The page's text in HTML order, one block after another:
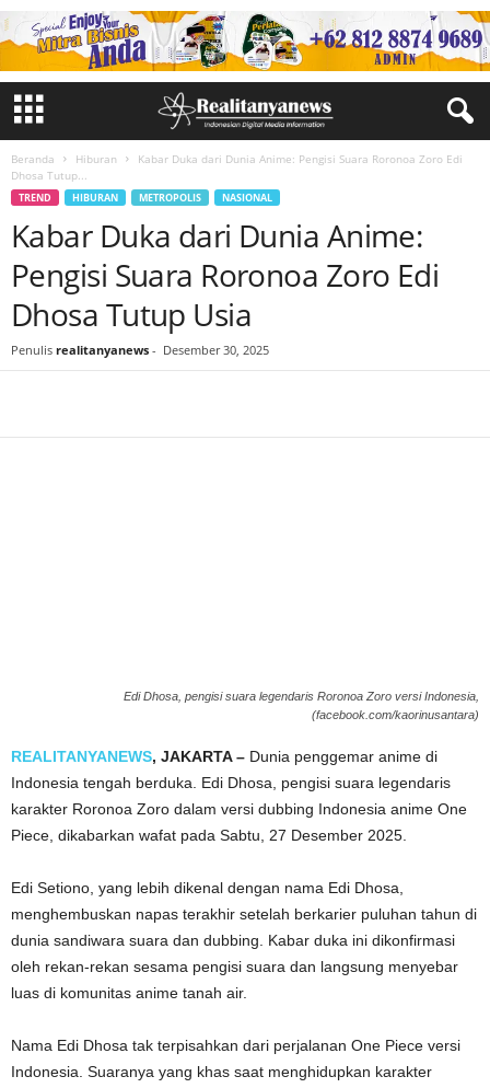
Beranda Hiburan
Kabar Duka dari Dunia Anime: Pengisi Suara Roronoa Zoro Edi
Dhosa Tutup...
TREND HIBURAN METROPOLIS NASIONAL
Kabar Duka dari Dunia Anime:
Pengisi Suara Roronoa Zoro Edi
Dhosa Tutup Usia
Penulis realitanyanews - Desember 30, 2025
Edi Dhosa, pengisi suara legendaris Roronoa Zoro versi Indonesia,
(facebook.com/kaorinusantara)
REALITANYANEWS, JAKARTA – Dunia penggemar anime di
Indonesia tengah berduka. Edi Dhosa, pengisi suara legendaris
karakter Roronoa Zoro dalam versi dubbing Indonesia anime One
Piece, dikabarkan wafat pada Sabtu, 27 Desember 2025.
Edi Setiono, yang lebih dikenal dengan nama Edi Dhosa,
menghembuskan napas terakhir setelah berkarier puluhan tahun di
dunia sandiwara suara dan dubbing. Kabar duka ini dikonfirmasi
oleh rekan-rekan sesama pengisi suara dan langsung menyebar
luas di komunitas anime tanah air.
Nama Edi Dhosa tak terpisahkan dari perjalanan One Piece versi
Indonesia. Suaranya yang khas saat menghidupkan karakter